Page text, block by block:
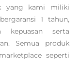
yang kami miliki
1 tahun,
kepuasan serta
Semua produk
seperti